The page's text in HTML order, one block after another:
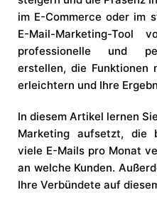
im E-Commerce oder im
E-Mail-Marketing-Tool
professionelle und
erstellen, die Funktionen
erleichtern und Ihre
In diesem Artikel lernen
Marketing aufsetzt, die
viele E-Mails pro Monat
an welche Kunden.
Ihre Verbündete auf